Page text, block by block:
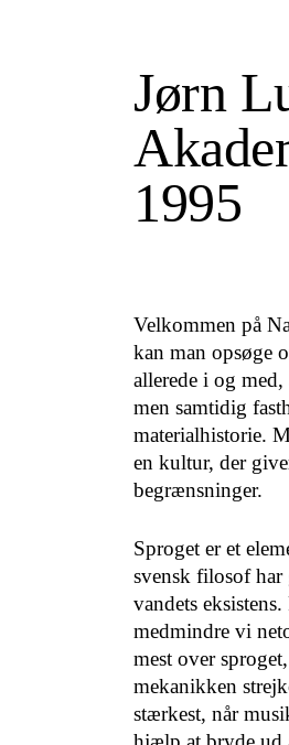
Jørn
1995
Velkommen på
kan man opsøge
allerede i og
men samti­dig
materialhistorie.
en kultur, der
begrænsninger.
Sproget er et
svensk filosof har
vandets
medmindre vi
mest over
meka­nikken
stærkest, når